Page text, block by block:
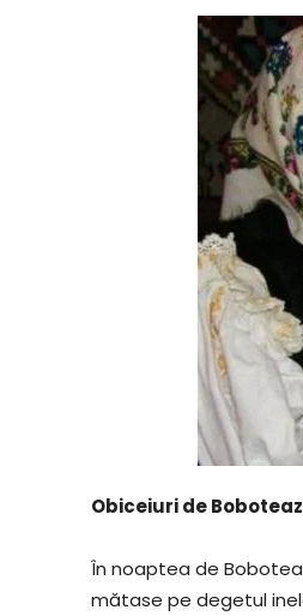
Obiceiuri de
În noaptea de
mătase pe degetul